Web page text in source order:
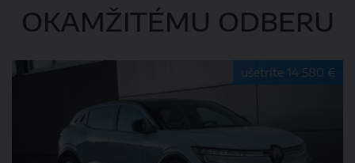
OKAMŽITÉMU ODBERU
ušetríte 14 580 €